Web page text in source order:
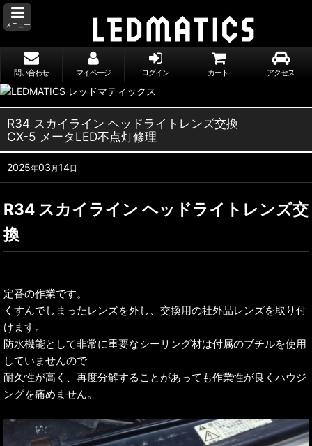
メニュー
問い合わせ マイページ ログイン カート アクセス
R34 スカイライン ヘッドライトレンズ交換
CX-5 メータLED不点灯修理
2025年03 月14日
R34 スカイライン ヘッドライトレンズ交
換
定番の作業です。
くすんでしまったレンズを外し、交換用の社外品レンズを取り付
けます。
防水機能として非常に重要なシーリング材は付属のブチルを使用
していませんので
耐久性が高く、再度分解することがあっても作業性が良くハウジ
ングを痛めません。